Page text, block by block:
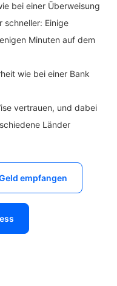
bei einer Überweisung
schneller: Einige
Minuten auf dem
wie bei einer Bank
vertrauen, und dabei
Länder
empfangen